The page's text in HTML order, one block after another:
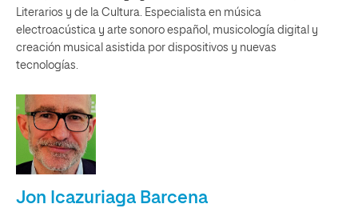
Literarios y de la Cultura. Especialista en música
electroacústica y arte sonoro español, musicología digital y
creación musical asistida por dispositivos y nuevas
tecnologías.
Jon Icazuriaga Barcena